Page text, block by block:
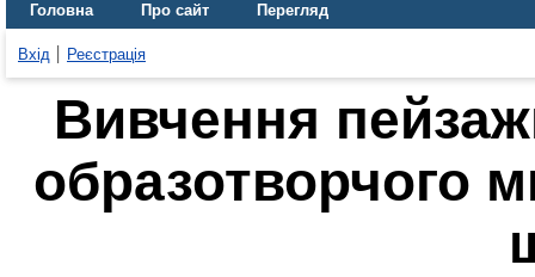
Головна Про сайт Перегляд
Вхід Реєстрація
Вивчення
образотворчого